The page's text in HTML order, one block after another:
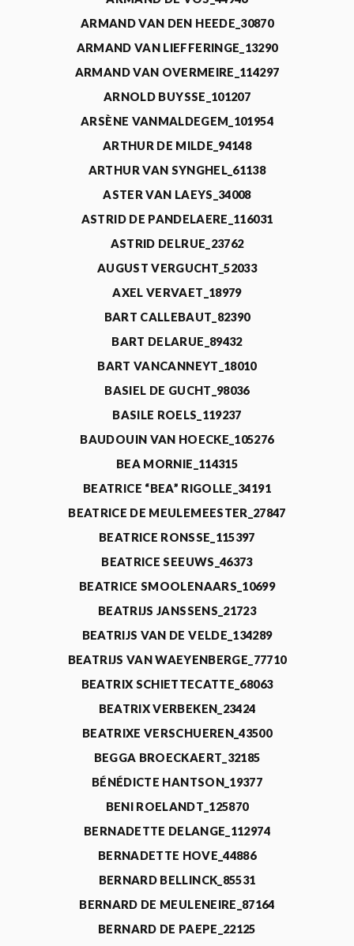
ARMAND VAN DEN HEEDE_30870
ARMAND VAN LIEFFERINGE_13290
ARMAND VAN OVERMEIRE_114297
ARNOLD BUYSSE_101207
ARSÈNE VANMALDEGEM_101954
ARTHUR DE MILDE_94148
ARTHUR VAN SYNGHEL_61138
ASTER VAN LAEYS_34008
ASTRID DE PANDELAERE_116031
ASTRID DELRUE_23762
AUGUST VERGUCHT_52033
AXEL VERVAET_18979
BART CALLEBAUT_82390
BART DELARUE_89432
BART VANCANNEYT_18010
BASIEL DE GUCHT_98036
BASILE ROELS_119237
BAUDOUIN VAN HOECKE_105276
BEA MORNIE_114315
BEATRICE “BEA” RIGOLLE_34191
BEATRICE DE MEULEMEESTER_27847
BEATRICE RONSSE_115397
BEATRICE SEEUWS_46373
BEATRICE SMOOLENAARS_10699
BEATRIJS JANSSENS_21723
BEATRIJS VAN DE VELDE_134289
BEATRIJS VAN WAEYENBERGE_77710
BEATRIX SCHIETTECATTE_68063
BEATRIX VERBEKEN_23424
BEATRIXE VERSCHUEREN_43500
BEGGA BROECKAERT_32185
BÉNÉDICTE HANTSON_19377
BENI ROELANDT_125870
BERNADETTE DELANGE_112974
BERNADETTE HOVE_44886
BERNARD BELLINCK_85531
BERNARD DE MEULENEIRE_87164
BERNARD DE PAEPE_22125